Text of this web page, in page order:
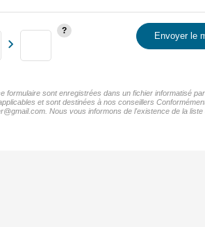
Envoyer le
formulaire sont enregistrées dans un fichier informatisé
et sont destinées à nos conseillers
Nous vous informons de l'existence de la